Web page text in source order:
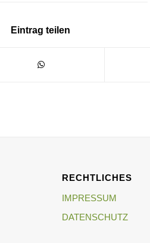
Eintrag teilen
RECHTLICHES
IMPRESSUM
DATENSCHUTZ